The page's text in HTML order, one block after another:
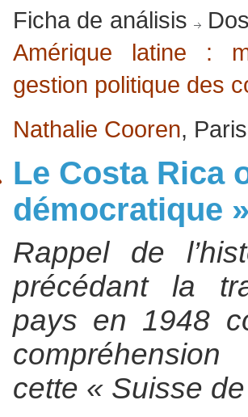
Ficha de análisis
Amérique latine :
gestion politique des
Nathalie Cooren,
Le Costa Rica
démocratique
Rappel de
précédant la
pays en 1948
cette « Suisse